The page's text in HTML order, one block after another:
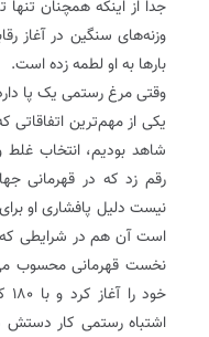
جدا از اینکه همچنان
وزنه‌های سنگین در آغاز
بارها به او لطمه زده است.
وقتی مرغ رستمی یک پا
شاهد بودیم، انتخاب غلط
نیست دلیل پافشاری او
است آن هم در شرایطی که